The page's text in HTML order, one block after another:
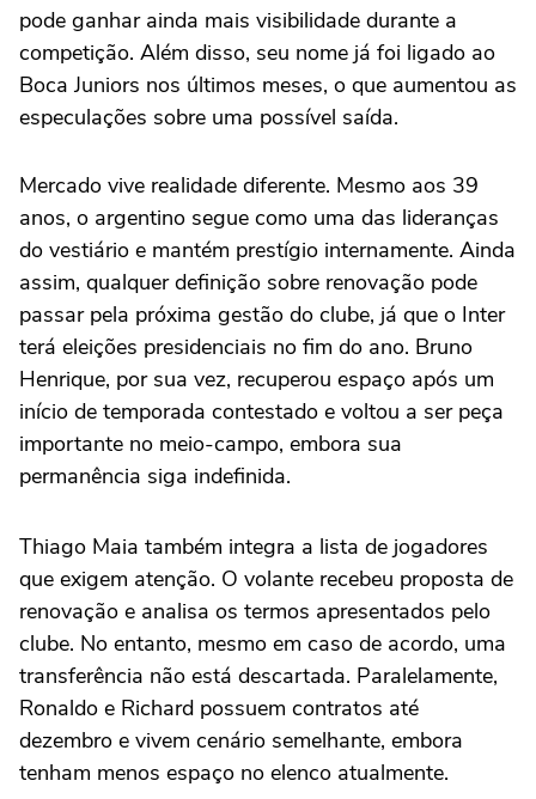
pode ganhar ainda mais visibilidade durante a
competição. Além disso, seu nome já foi ligado ao
Boca Juniors nos últimos meses, o que aumentou as
especulações sobre uma possível saída.
Mercado vive realidade diferente. Mesmo aos 39
anos, o argentino segue como uma das lideranças
do vestiário e mantém prestígio internamente. Ainda
assim, qualquer definição sobre renovação pode
passar pela próxima gestão do clube, já que o Inter
terá eleições presidenciais no fim do ano. Bruno
Henrique, por sua vez, recuperou espaço após um
início de temporada contestado e voltou a ser peça
importante no meio-campo, embora sua
permanência siga indefinida.
Thiago Maia também integra a lista de jogadores
que exigem atenção. O volante recebeu proposta de
renovação e analisa os termos apresentados pelo
clube. No entanto, mesmo em caso de acordo, uma
transferência não está descartada. Paralelamente,
Ronaldo e Richard possuem contratos até
dezembro e vivem cenário semelhante, embora
tenham menos espaço no elenco atualmente.